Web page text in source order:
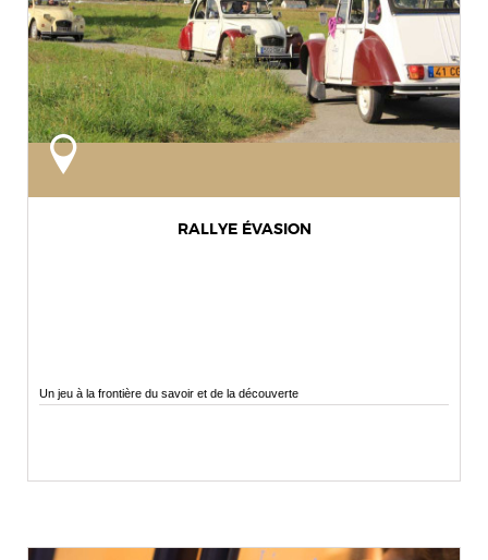
RALLYE ÉVASION
Un jeu à la frontière du savoir et de la découverte